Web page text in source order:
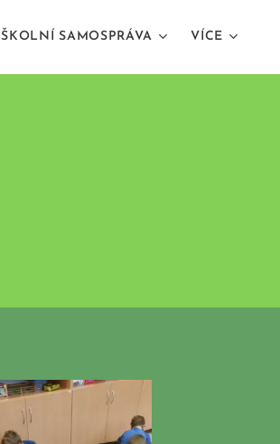
ŠKOLNÍ SAMOSPRÁVA VÍCE